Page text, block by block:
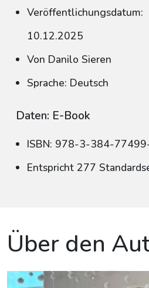
Veröffentlichungsdatum:
10.12.2025
Von Danilo Sieren
Sprache: Deutsch
Daten: E-Book
ISBN: 978-3-384-
Entspricht 277
Über den